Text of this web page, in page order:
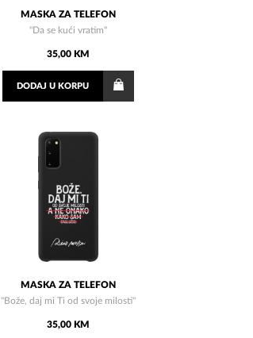
MASKA ZA TELEFON
"Da se kući vratim"
35,00 KM
DODAJU KORPU
MASKA ZA TELEFON
"Bože, daj mi Ti od svoje milosti"
35,00 KM